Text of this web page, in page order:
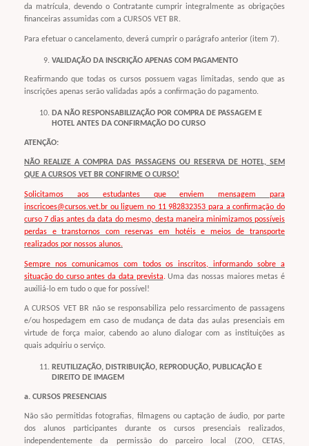
da matrícula, devendo o Contratante cumprir integralmente as obrigações
financeiras assumidas com a CURSOS VET BR.
Para efetuar o cancelamento, deverá cumprir o parágrafo anterior (item 7).
VALIDAÇÃO DA INSCRIÇÃO APENAS COM PAGAMENTO
Reafirmando que todas os cursos possuem vagas limitadas, sendo que as
inscrições apenas serão validadas após a confirmação do pagamento.
DA NÃO RESPONSABILIZAÇÃO POR COMPRA DE PASSAGEM E
HOTEL ANTES DA CONFIRMAÇÃO DO CURSO
ATENÇÃO:
NÃO REALIZE A COMPRA DAS PASSAGENS OU RESERVA DE HOTEL, SEM
QUE A CURSOS VET BR CONFIRME O CURSO!
Solicitamos aos estudantes que enviem mensagem para
inscricoes@cursos.vet.br ou liguem no 11 982832353 para a confirmação do
curso 7 dias antes da data do mesmo, desta maneira minimizamos possíveis
perdas e transtornos com reservas em hotéis e meios de transporte
realizados por nossos alunos.
Sempre nos comunicamos com todos os inscritos, informando sobre a
situação do curso antes da data prevista.Uma das nossas maiores metas é
auxiliá-lo em tudo o que for possível!
A CURSOS VET BR não se responsabiliza pelo ressarcimento de passagens
e/ou hospedagem em caso de mudança de data das aulas presenciais em
virtude de força maior, cabendo ao aluno dialogar com as instituições as
quais adquiriu o serviço.
REUTILIZAÇÃO, DISTRIBUIÇÃO, REPRODUÇÃO, PUBLICAÇÃO E
DIREITO DE IMAGEM
a. CURSOS PRESENCIAIS
Não são permitidas fotografias, filmagens ou captação de áudio, por parte
dos alunos participantes durante os cursos presenciais realizados,
independentemente da permissão do parceiro local (ZOO, CETAS,